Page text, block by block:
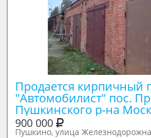
Продается кирпичный
"Автомобилист" пос.
Пушкинского р-на
900 000
Пушкино, улица